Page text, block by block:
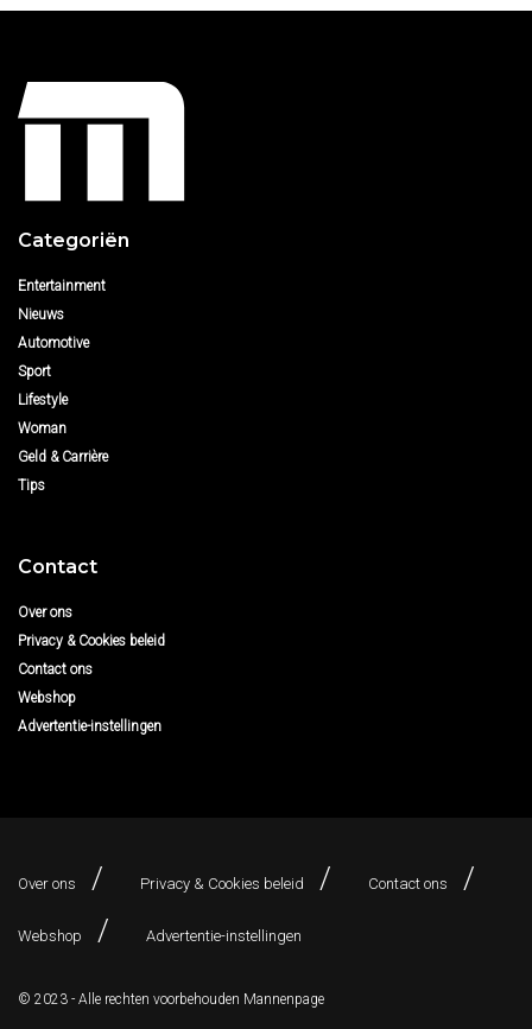
Categoriën
Entertainment
Nieuws
Automotive
Sport
Lifestyle
Woman
Geld & Carrière
Tips
Contact
Over ons
Privacy & Cookies beleid
Contact ons
Webshop
Advertentie-instellingen
Over ons Privacy & Cookies beleid Contact ons
Webshop Advertentie-instellingen
© 2023 - Alle rechten voorbehouden Mannenpage